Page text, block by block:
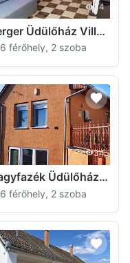
34
Perger Üdülőház Villány
6 férőhely, 2 szoba
34
Nagyfazék Üdülőház Villány
6 férőhely, 2 szoba